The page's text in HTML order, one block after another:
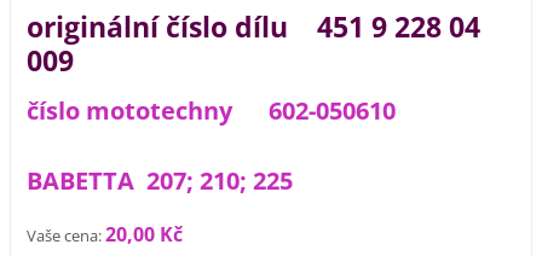
originální číslo dílu 451 9 228 04
009
číslo mototechny 602-050610
BABETTA 207; 210; 225
Vaše cena:20,00 Kč